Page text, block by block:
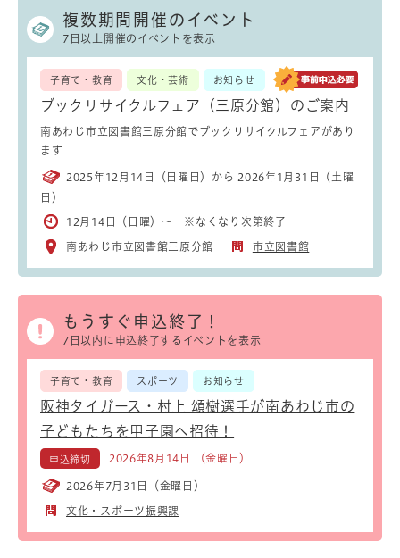
複数期間開催のイベント
7日以上開催のイベントを表示
子育て・教育 文化・芸術 お知らせ
ブックリサイクルフェア（三原分館）のご案内
南あわじ市立図書館三原分館でブックリサイクルフェアがあり
ます
2025年12月14日（日曜日）から 2026年1月31日（土曜
日）
12月14日（日曜）～ ※なくなり次第終了
南あわじ市立図書館三原分館 市立図書館
もうすぐ申込終了！
7日以内に申込終了するイベントを表示
子育て・教育 スポーツ お知らせ
阪神タイガース・村上 頌樹選手が南あわじ市の
子どもたちを甲子園へ招待！
申込締切 2026年8月14日 （金曜日）
2026年7月31日（金曜日）
文化・スポーツ振興課